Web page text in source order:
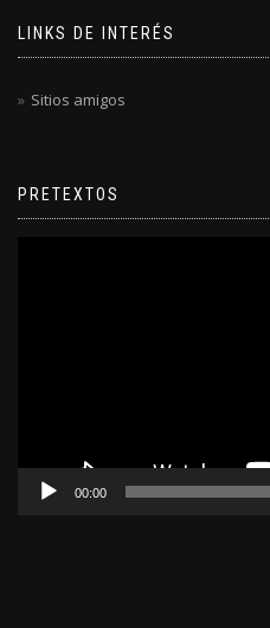
LINKS DE INTERÉS
Sitios amigos
PRETEXTOS
00:00